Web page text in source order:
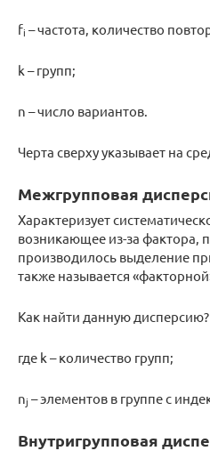
fi – частота, количество
k – групп;
n – число вариантов.
Черта сверху указывает на
Межгрупповая
Характеризует
возникающее из-за фактора,
производилось выделение
также называется
Как найти данную
где k – количество групп;
nj – элементов в группе с
Внутригрупповая